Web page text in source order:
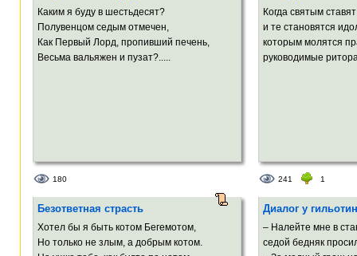
Каким я буду в шестьдесят?
Полувенцом седым отмечен,
Как Первый Лорд, пропивший печень,
Весьма вальяжен и пузат?.....
180
Когда святым
и те становятся
которым молятся
руководимые
241 1
Безответная страсть
Хотел бы я быть котом Бегемотом,
Но только не злым, а добрым котом.
Диалог у
– Налейте мне в
седой бедняк